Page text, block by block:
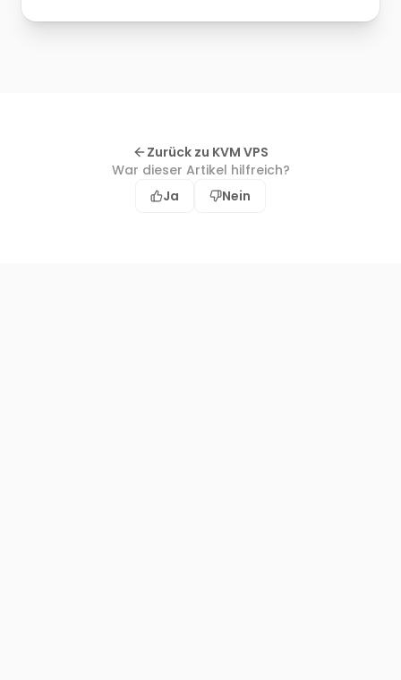
Zurück zu KVM VPS
War dieser Artikel hilfreich?
Ja
Nein